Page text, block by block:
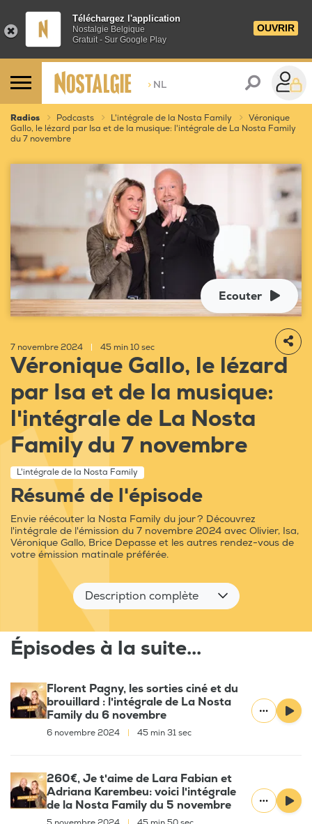
Téléchargez l'application
Nostalgie Belgique
Gratuit - Sur Google Play
OUVRIR
> NL
Radios Podcasts L'intégrale de la Nosta Family
Véronique
Gallo, le lézard par Isa et de la musique: l'intégrale de La Nosta Family
du 7 novembre
Ecouter
7 novembre 2024 45 min 10 sec
Véronique Gallo, le lézard
par Isa et de la musique:
l'intégrale de La Nosta
Family du 7 novembre
L'intégrale de la Nosta Family
Résumé de l'épisode
Envie réécouter la Nosta Family du jour ? Découvrez
l'intégrale de l'émission du 7 novembre 2024 avec Olivier, Isa,
Véronique Gallo, Brice Depasse et les autres rendez-vous de
votre émission matinale préférée.
Description complète
Épisodes à la suite...
Florent Pagny, les sorties ciné et du
brouillard : l'intégrale de La Nosta
Family du 6 novembre
6 novembre 2024 45 min 31 sec
260€, Je t'aime de Lara Fabian et
Adriana Karembeu: voici l'intégrale
de la Nosta Family du 5 novembre